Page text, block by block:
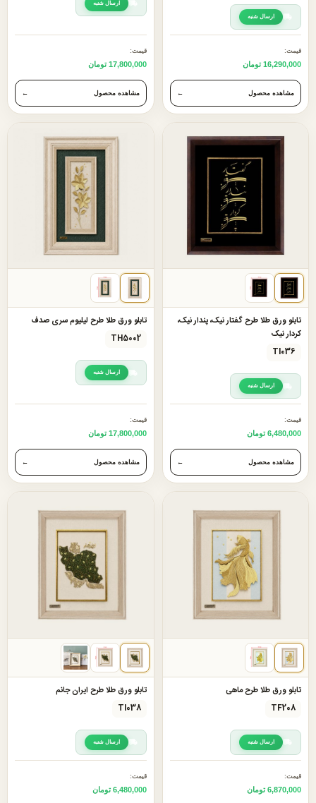
ارسال شنبه
قیمت:
16,290,000 تومان
مشاهده محصول ←
ارسال شنبه
قیمت:
17,800,000 تومان
مشاهده محصول ←
تابلو ورق طلا طرح گفتار نیک، پندار نیک،
کردار نیک
TI036
ارسال شنبه
قیمت:
6,480,000 تومان
مشاهده محصول ←
تابلو ورق طلا طرح لیلیوم سری صدف
TH5002
ارسال شنبه
قیمت:
17,800,000 تومان
مشاهده محصول ←
تابلو ورق طلا طرح ماهی
TF208
ارسال شنبه
قیمت:
6,870,000 تومان
تابلو ورق طلا طرح ایران جانم
TI038
ارسال شنبه
قیمت:
6,480,000 تومان